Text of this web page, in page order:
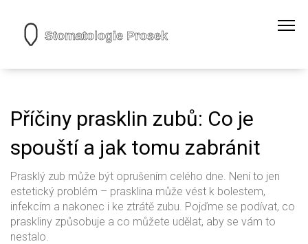
Příčiny prasklin zubů: Co je
spouští a jak tomu zabránit
Prasklý zub může být oprušením celého dne. Není to jen
estetický problém – prasklina může vést k bolestem,
infekcím a nakonec i ke ztrátě zubu. Pojďme se podívat, co
praskliny způsobuje a co můžete udělat, aby se vám to
nestalo.